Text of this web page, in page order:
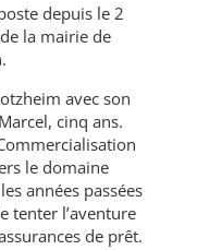
depuis le 2
la mairie de
avec son
cinq ans.
le domaine
années passées
tenter l’aventure
de prêt.